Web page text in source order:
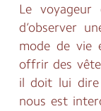
Le
d’observer
mode de vie
offrir des
il doit lui dire
nous est